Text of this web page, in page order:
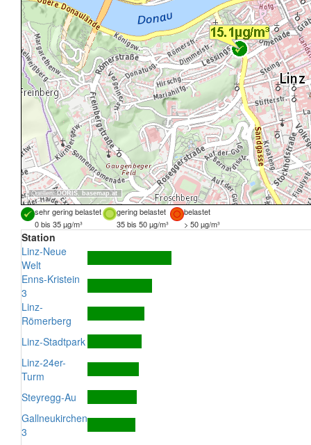
Quellen:DORIS, basemap.at
sehr gering belastet gering belastet
belastet
0 bis 35 µg/m³
35 bis 50 µg/m³ > 50 µg/m³
Station
Linz-Neue
Welt
Enns-Kristein
3
Linz-
Römerberg
Linz-Stadtpark
Linz-24er-
Turm
Steyregg-Au
Gallneukirchen
3